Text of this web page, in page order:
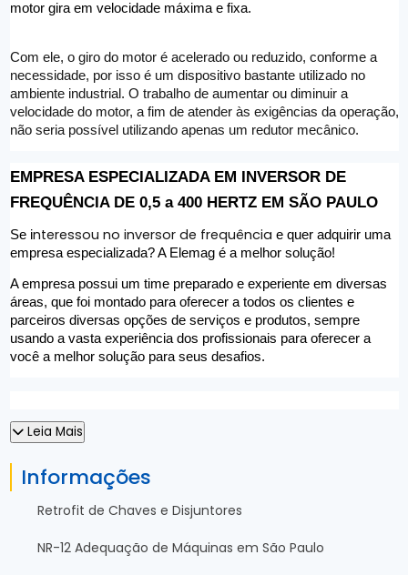
motor gira em velocidade máxima e fixa.
Com ele, o giro do motor é acelerado ou reduzido, conforme a
necessidade, por isso é um dispositivo bastante utilizado no
ambiente industrial. O trabalho de aumentar ou diminuir a
velocidade do motor, a fim de atender às exigências da operação,
não seria possível utilizando apenas um redutor mecânico.
EMPRESA ESPECIALIZADA EM INVERSOR DE
FREQUÊNCIA DE 0,5 a 400 HERTZ EM SÃO PAULO
Se interessou no inversor de frequência e quer adquirir uma
empresa especializada? A Elemag é a melhor solução!
A empresa possui um time preparado e experiente em diversas
áreas, que foi montado para oferecer a todos os clientes e
parceiros diversas opções de serviços e produtos, sempre
usando a vasta experiência dos profissionais para oferecer a
você a melhor solução para seus desafios.
Leia Mais
Informações
Retrofit de Chaves e Disjuntores
NR-12 Adequação de Máquinas em São Paulo